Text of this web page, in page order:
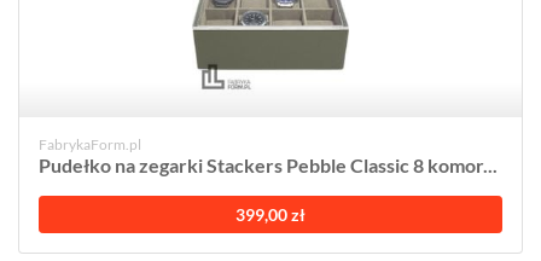
FabrykaForm.pl
Pudełko na zegarki Stackers Pebble Classic 8 komor...
399,00 zł